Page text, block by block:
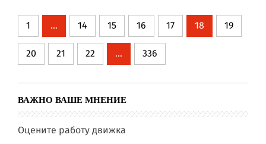
1 ... 14 15 16 17 18
19
20
21 22 ... 336
ВАЖНО ВАШЕ МНЕНИЕ
Оцените работу движка